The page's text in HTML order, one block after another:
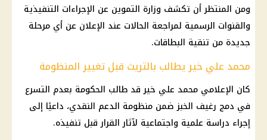
ومن المنتظر أن تكشف وزارة التموين عن الإجراءات التنفيذية
والقنوات الرسمية لمراجعة الحالات عند الإعلان عن أي مرحلة
جديدة من تنقية البطاقات.
محمد علي خير يطالب بالتريث قبل تغيير المنظومة
كان الإعلامي محمد علي خير قد طالب الحكومة بعدم التسرع
في دمج رغيف الخبزضمن منظومة الدعم النقدي، داعيًا إلى
إجراء دراسة علمية واجتماعية لآثار القرار قبل تنفيذه.